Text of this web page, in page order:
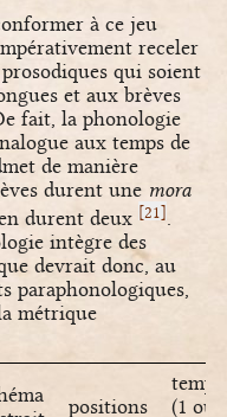
à ce jeu
receler
qui soient
et aux brèves
fait, la phonologie
aux temps de
de manière
durent une mora
durent deux [21].
intègre des
devrait donc, au
paraphonologiques,
métrique
positions
temps
(1 ou